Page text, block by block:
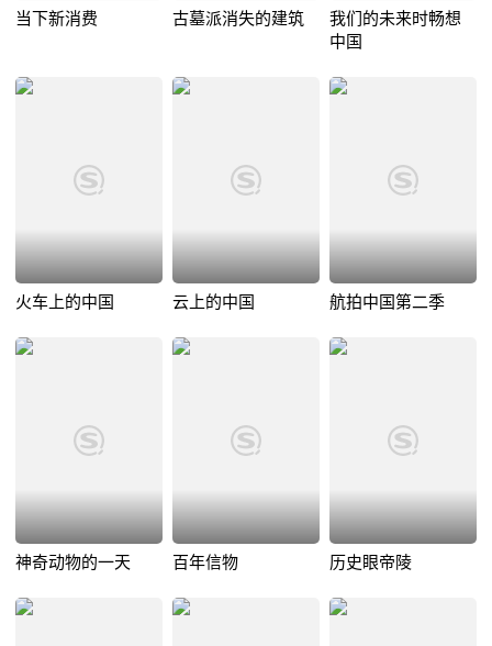
当下新消费 古墓派消失的建筑
我们的未来时畅想
中国
火车上的中国 云上的中国 航拍中国第二季
神奇动物的一天 百年信物 历史眼帝陵